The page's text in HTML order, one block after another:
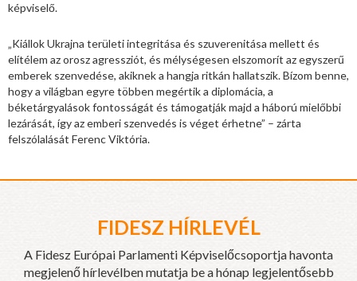
képviselő.
„Kiállok Ukrajna területi integritása és szuverenitása mellett és
elítélem az orosz agressziót, és mélységesen elszomorít az egyszerű
emberek szenvedése, akiknek a hangja ritkán hallatszik. Bízom benne,
hogy a világban egyre többen megértik a diplomácia, a
béketárgyalások fontosságát és támogatják majd a háború mielőbbi
lezárását, így az emberi szenvedés is véget érhetne” – zárta
felszólalását Ferenc Viktória.
FIDESZ HÍRLEVÉL
A Fidesz Európai Parlamenti Képviselőcsoportja havonta
megjelenő hírlevélben mutatja be a hónap legjelentősebb